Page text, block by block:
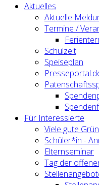
Aktuelles
Aktuelle
Termine /
Schulzeit
Speiseplan
Für Interessierte
Viele gute
Schüler*in -
Elternseminar
Tag der